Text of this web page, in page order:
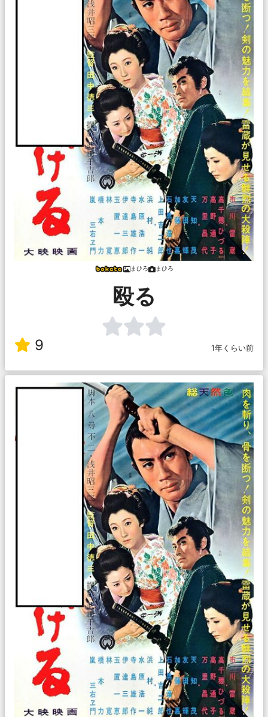
まひろ まひろ
殴る
9 1年くらい前